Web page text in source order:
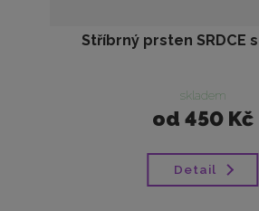
Stříbrný prsten SRDCE
skladem
od 450 Kč
Detail